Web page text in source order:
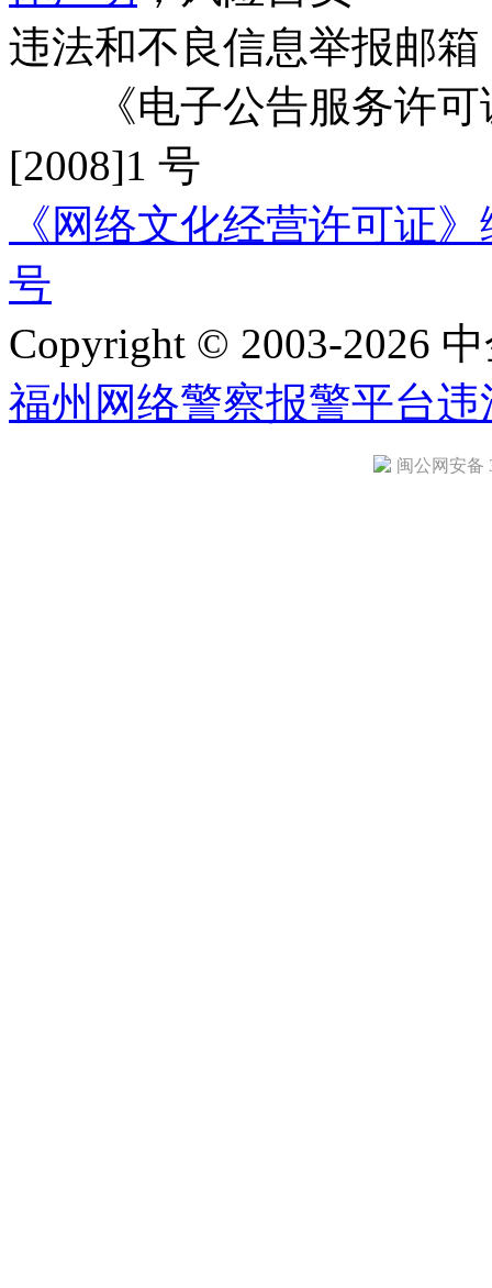
违法和不良信息举报邮箱
《电子公告服务许可
[2008]1 号
《网络文化经营许可证
号
Copyright © 2003-2026
福州网络警察报警平台违
闽公网安备